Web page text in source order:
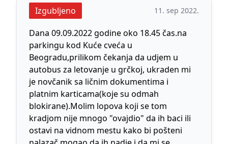
Izgubljeno 11. sep 2022.
Dana 09.09.2022 godine oko 18.45 čas.na
parkingu kod Kuće cveća u
Beogradu,prilikom čekanja da udjem u
autobus za letovanje u grčkoj, ukraden mi
je novčanik sa ličnim dokumentima i
platnim karticama(koje su odmah
blokirane).Molim lopova koji se tom
kradjom nije mnogo "ovajdio" da ih baci ili
ostavi na vidnom mestu kako bi pošteni